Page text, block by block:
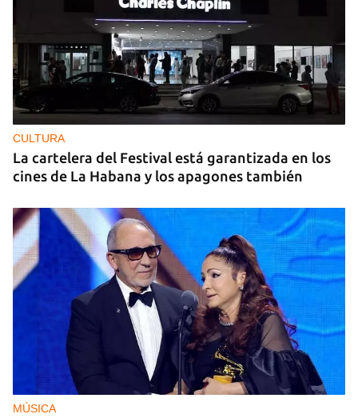
CULTURA
La cartelera del Festival está garantizada en los
cines de La Habana y los apagones también
MÚSICA